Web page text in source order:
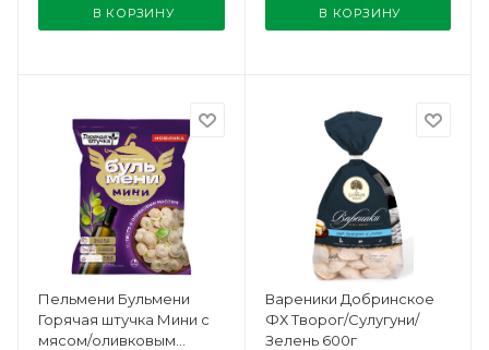
В КОРЗИНУ В КОРЗИНУ
Пельмени Бульмени
Горячая штучка Мини с
мясом/оливковым
Вареники Добринское
ФХ Творог/Сулугуни/
Зелень 600г